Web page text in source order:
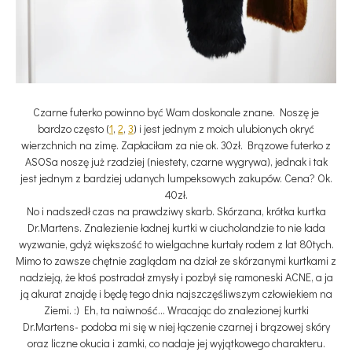
Czarne futerko powinno być Wam doskonale znane. Noszę je
bardzo często (1, 2, 3) i jest jednym z moich ulubionych okryć
wierzchnich na zimę. Zapłaciłam za nie ok. 30zł. Brązowe futerko z
ASOSa noszę już rzadziej (niestety, czarne wygrywa), jednak i tak
jest jednym z bardziej udanych lumpeksowych zakupów. Cena? Ok.
40zł.
No i nadszedł czas na prawdziwy skarb. Skórzana, krótka kurtka
Dr.Martens. Znalezienie ładnej kurtki w ciucholandzie to nie lada
wyzwanie, gdyż większość to wielgachne kurtały rodem z lat 80tych.
Mimo to zawsze chętnie zaglądam na dział ze skórzanymi kurtkami z
nadzieją, że ktoś postradał zmysły i pozbył się ramoneski ACNE, a ja
ją akurat znajdę i będę tego dnia najszczęśliwszym człowiekiem na
Ziemi. :) Eh, ta naiwność... Wracając do znalezionej kurtki
Dr.Martens- podoba mi się w niej łączenie czarnej i brązowej skóry
oraz liczne okucia i zamki, co nadaje jej wyjątkowego charakteru.